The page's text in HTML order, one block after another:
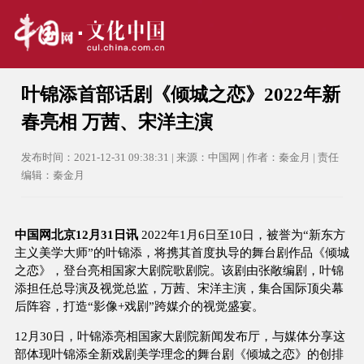
叶锦添首部话剧《倾城之恋》2022年新
春亮相 万茜、宋洋主演
发布时间：2021-12-31 09:38:31 | 来源：中国网 | 作者：秦金月 | 责任
编辑：秦金月
中国网北京12月31日讯 2022年1月6日至10日，被誉为“新东方
主义美学大师”的叶锦添，将携其首度执导的舞台剧作品《倾城
之恋》，登台亮相国家大剧院歌剧院。该剧由张敞编剧，叶锦
添担任总导演及视觉总监，万茜、宋洋主演，集合国际顶尖幕
后阵容，打造“影像+戏剧”跨媒介的视觉盛宴。
12月30日，叶锦添亮相国家大剧院新闻发布厅，与媒体分享这
部体现叶锦添全新戏剧美学理念的舞台剧《倾城之恋》的创排